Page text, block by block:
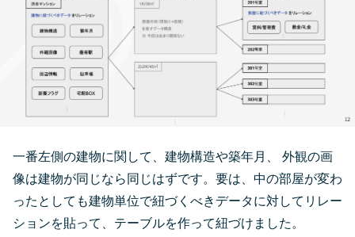
一番左側の建物に関して、建物構造や築年月、 外観の画
像は建物が同じなら同じはずです。要は、中の部屋が変わ
ったとしても建物単位で紐づくべきデータに対してリレー
ションを貼って、テーブルを作って紐づけました。